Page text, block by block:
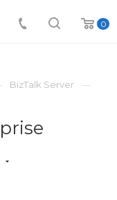
0
BizTalk Server